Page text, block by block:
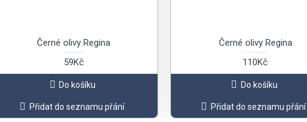
Černé olivy Regina
59Kč
Do košíku
Přidat do seznamu přání
Černé olivy Regina
110Kč
Do košíku
Přidat do seznamu přání